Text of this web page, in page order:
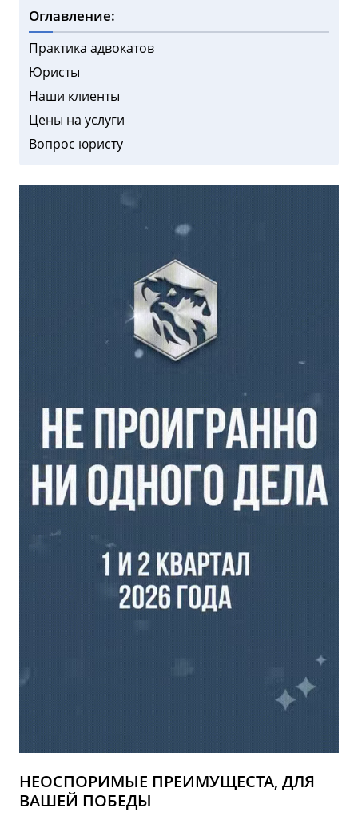
Оглавление:
Практика адвокатов
Юристы
Наши клиенты
Цены на услуги
Вопрос юристу
НЕОСПОРИМЫЕ ПРЕИМУЩЕСТА, ДЛЯ
ВАШЕЙ ПОБЕДЫ